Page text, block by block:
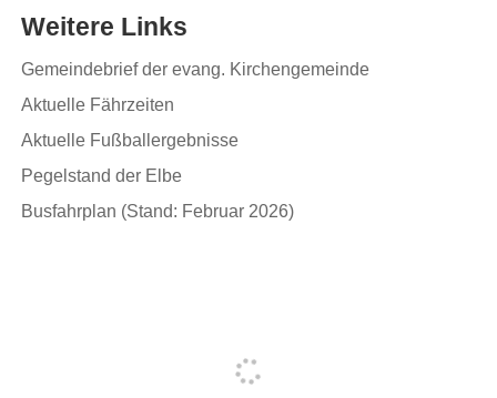
Weitere Links
Gemeindebrief der evang. Kirchengemeinde
Aktuelle Fährzeiten
Aktuelle Fußballergebnisse
Pegelstand der Elbe
Busfahrplan (Stand: Februar 2026)